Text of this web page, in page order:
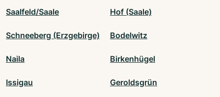
Saalfeld/Saale Hof (Saale)
Schneeberg (Erzgebirge) Bodelwitz
Naila Birkenhügel
Issigau Geroldsgrün